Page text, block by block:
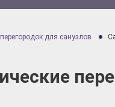
для санузлов